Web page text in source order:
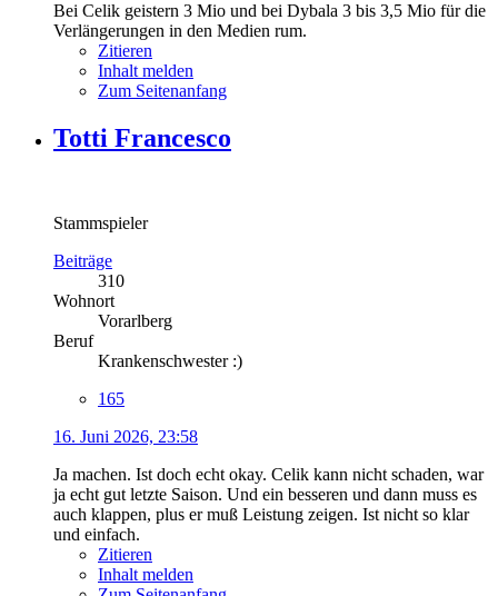
Bei Celik geistern 3 Mio und bei Dybala 3 bis 3,5 Mio für die
Verlängerungen in den Medien rum.
Zitieren
Inhalt melden
Zum Seitenanfang
Totti Francesco
Stammspieler
Beiträge
310
Wohnort
Vorarlberg
Beruf
Krankenschwester :)
165
16. Juni 2026, 23:58
Ja machen. Ist doch echt okay. Celik kann nicht schaden, war
ja echt gut letzte Saison. Und ein besseren und dann muss es
auch klappen, plus er muß Leistung zeigen. Ist nicht so klar
und einfach.
Zitieren
Inhalt melden